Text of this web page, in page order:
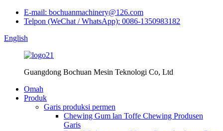
E-mail: bochuanmachinery@126.com
Telpon (WeChat / WhatsApp): 0086-1350983182
English
Guangdong Bochuan Mesin Teknologi Co, Ltd
Omah
Produk
Garis produksi permen
Chewing Gum lan Toffe Chewing Produsen
Garis